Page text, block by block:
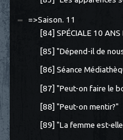
=>Saison. 11
[84] SPÉCIALE 10 ANS
[85] "Dépend-il de
[86] Séance
[87] "Peut-on faire le
[88] "Peut-on mentir?"
[89] "La femme est-